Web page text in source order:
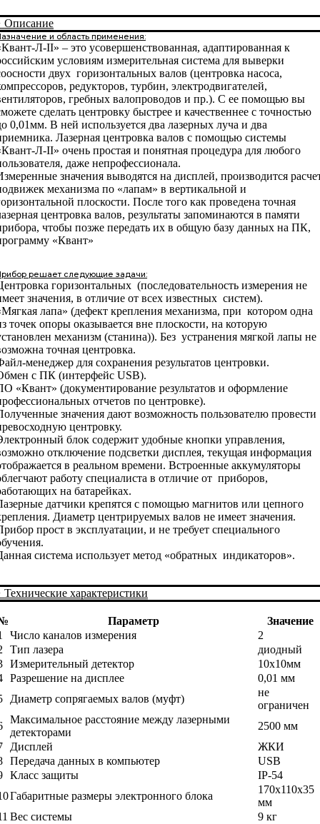
Описание
и область применения:
Л-II» – это усовершенствованная, адаптированная к
условиям измерительная система для выверки
двух горизонтальных валов (центровка насоса,
редукторов, турбин, электродвигателей,
гребных валопроводов и пр.). С ее помощью вы
сделать центровку быстрее и качественнее с точностью
0,01мм. В ней используется два лазерных луча и два
Лазерная центровка валов с помощью системы
Л-II» очень простая и понятная процедура для любого
даже непрофессионала.
значения выводятся на дисплей, производится
механизма по «лапам» в вертикальной и
плоскости. После того как проведена точная
центровка валов, результаты запоминаются в памяти
чтобы позже передать их в общую базу данных на ПК,
«Квант»
решает следующие задачи:
горизонтальных (последовательность измерения не
значения, в отличие от всех известных систем).
лапа» (дефект крепления механизма, при котором одна
точек опоры оказывается вне плоскости, на которую
механизм (станина)). Без устранения мягкой лапы не
точная центровка.
менеджер для сохранения результатов центровки.
с ПК (интерфейс USB).
«Квант» (документирование результатов и оформление
отчетов по центровке).
значения дают возможность пользователю провести
центровку.
блок содержит удобные кнопки управления,
отключение подсветки дисплея, текущая информация
в реальном времени. Встроенные аккумуляторы
работу специалиста в отличие от приборов,
на батарейках.
датчики крепятся с помощью магнитов или цепного
Диаметр центрируемых валов не имеет значения.
прост в эксплуатации, и не требует специального
система использует метод «обратных индикаторов».
Технические характеристики
Параметр
Значение
Число каналов измерения
2
Тип лазера
диодный
Измерительный детектор
10х10мм
Разрешение на дисплее
0,01 мм
Диаметр сопрягаемых валов (муфт)
не
ограничен
Максимальное расстояние между лазерными
детекторами
2500 мм
Дисплей
ЖКИ
Передача данных в компьютер
USB
Класс защиты
IP-54
Габаритные размеры электронного блока
170х110х35
мм
Вес системы
9 кг